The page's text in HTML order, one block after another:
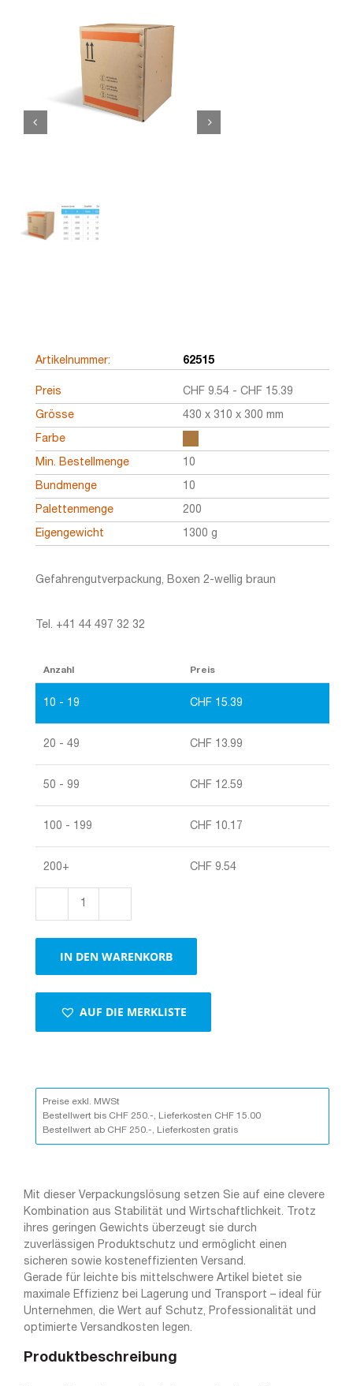
Artikelnummer: 62515
Preis CHF 9.54- CHF 15.39
Grösse 430 x 310 x 300 mm
Farbe
Min. Bestellmenge 10
Bundmenge 10
Palettenmenge 200
Eigengewicht 1300 g
Gefahrengutverpackung, Boxen 2-wellig braun
Tel. +41 44 497 32 32
Anzahl Preis
10 - 19 CHF 15.39
20 - 49 CHF 13.99
50 - 99 CHF 12.59
100 - 199 CHF 10.17
200+ CHF 9.54
IN DEN WARENKORB
AUF DIE MERKLISTE
Preise exkl. MWSt
Bestellwert bis CHF 250.-, Lieferkosten CHF 15.00
Bestellwert ab CHF 250.-, Lieferkosten gratis
Mit dieser Verpackungslösung setzen Sie auf eine clevere
Kombination aus Stabilität und Wirtschaftlichkeit. Trotz
ihres geringen Gewichts überzeugt sie durch
zuverlässigen Produktschutz und ermöglicht einen
sicheren sowie kosteneffizienten Versand.
Gerade für leichte bis mittelschwere Artikel bietet sie
maximale Effizienz bei Lagerung und Transport – ideal für
Unternehmen, die Wert auf Schutz, Professionalität und
optimierte Versandkosten legen.
Produktbeschreibung